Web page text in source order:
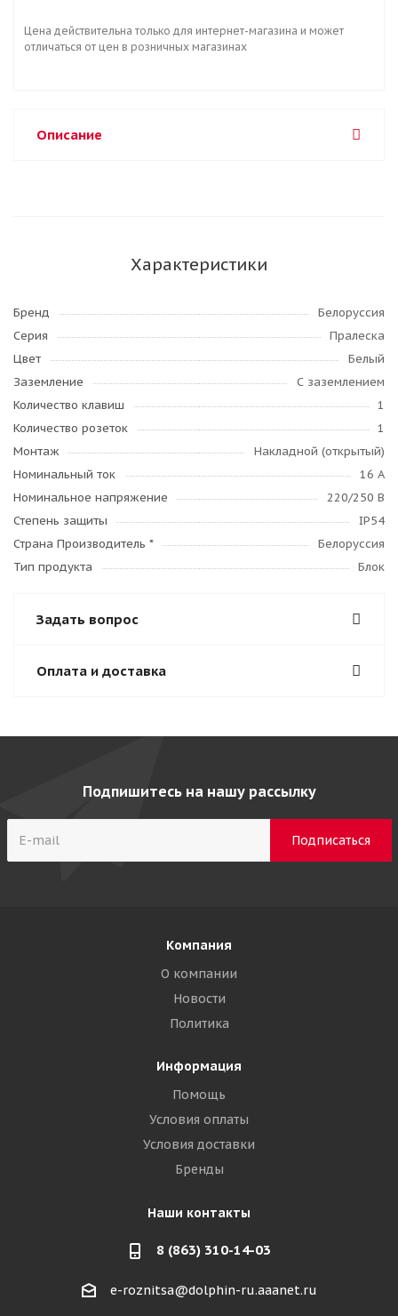
Цена действительна только для интернет-магазина и может
отличаться от цен в розничных магазинах
Описание
Характеристики
Бренд
Белоруссия
Серия
Пралеска
Цвет
Белый
Заземление
С заземлением
Количество клавиш
1
Количество розеток
1
Монтаж
Накладной (открытый)
Номинальный ток
16 А
Номинальное напряжение
220/250 В
Степень защиты
IP54
Страна Производитель *
Белоруссия
Тип продукта
Блок
Задать вопрос
Оплата и доставка
Подпишитесь на нашу рассылку
Компания
О компании
Новости
Политика
Информация
Помощь
Условия оплаты
Условия доставки
Бренды
Наши контакты
8 (863) 310-14-03
e-roznitsa@dolphin-ru.aaanet.ru